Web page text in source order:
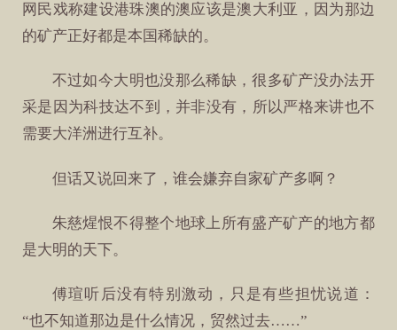
网民戏称建设港珠澳的澳应该是澳大利亚，因为那边
的矿产正好都是本国稀缺的。
不过如今大明也没那么稀缺，很多矿产没办法开
采是因为科技达不到，并非没有，所以严格来讲也不
需要大洋洲进行互补。
但话又说回来了，谁会嫌弃自家矿产多啊？
朱慈煋恨不得整个地球上所有盛产矿产的地方都
是大明的天下。
傅瑄听后没有特别激动，只是有些担忧说道：
“也不知道那边是什么情况，贸然过去……”